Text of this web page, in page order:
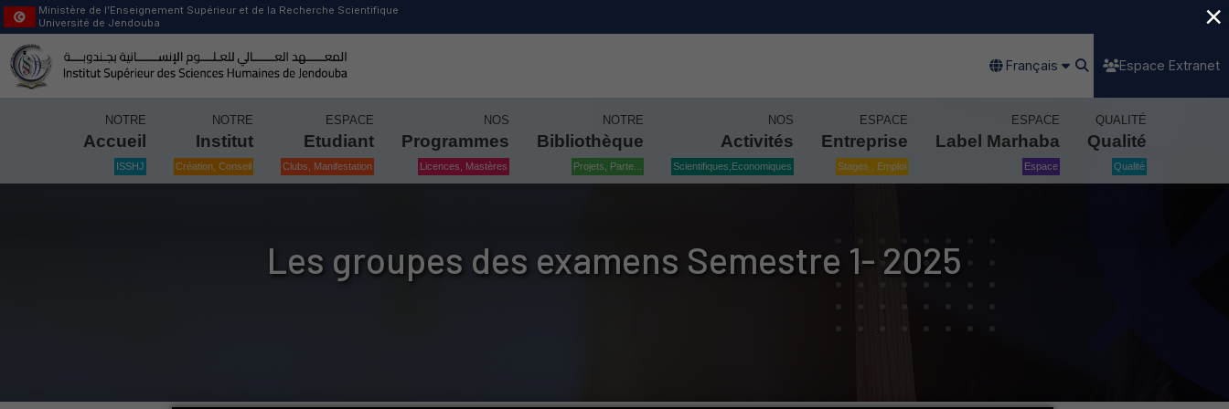
Ministère de l’Enseignement Supérieur et de la Recherche Scientifique
Université de Jendouba
Français Espace Extranet
NOTRE
Accueil
ISSHJ
NOTRE
Institut
Création, Conseil
ESPACE
Etudiant
Clubs, Manifestation
NOS
Programmes
Licences, Mastères
NOTRE
Bibliothèque
Projets, Parte...
NOS
Activités
Scientifiques,Economiques
ESPACE
Entreprise
Stages , Emploi
ESPACE
Label Marhaba
Espace
QUALITÉ
Qualité
Qualité
Les groupes des examens Semestre 1- 2025
×